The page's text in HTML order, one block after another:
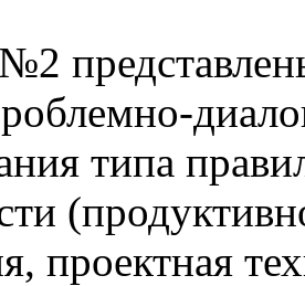
типа
проектная